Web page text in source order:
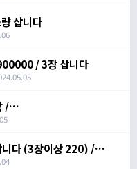
삽니다
/ 3장 삽니다
/
o/sIu3Itmg
다 (3장이상 220) /
o/sfs5MN7f